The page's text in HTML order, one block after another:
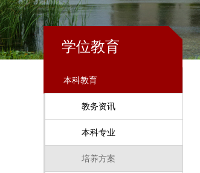
学位教育
本科教育
教务资讯
本科专业
培养方案